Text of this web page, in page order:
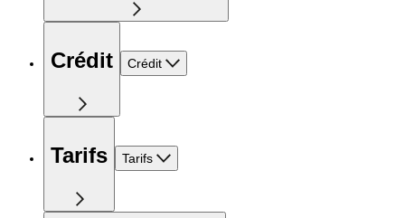
Crédit Crédit
Tarifs Tarifs